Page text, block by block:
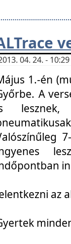
04. 24. -
1.-én
A
lesznek,
az